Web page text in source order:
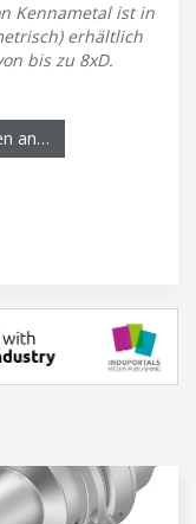
Kennametal ist in
erhältlich
bis zu 8xD.
an…